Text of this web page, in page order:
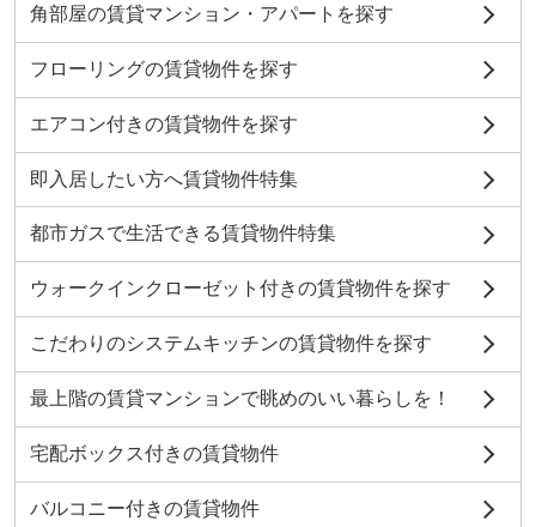
角部屋の賃貸マンション・アパートを探す
フローリングの賃貸物件を探す
エアコン付きの賃貸物件を探す
即入居したい方へ賃貸物件特集
都市ガスで生活できる賃貸物件特集
ウォークインクローゼット付きの賃貸物件を探す
こだわりのシステムキッチンの賃貸物件を探す
最上階の賃貸マンションで眺めのいい暮らしを！
宅配ボックス付きの賃貸物件
バルコニー付きの賃貸物件